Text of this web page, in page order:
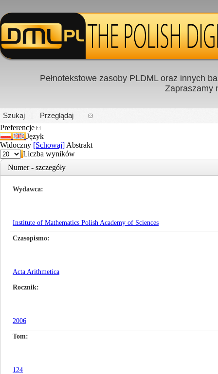
PL|EN
Pełnotekstowe zasoby PLDML oraz innych
Zapraszamy
Szukaj
Przeglądaj
Preferencje
Język
Widoczny [Schowaj] Abstrakt
Liczba wyników
Numer - szczegóły
Wydawca
Institute of Mathematics Polish Academy of Sciences
Czasopismo
Acta Arithmetica
Rocznik
2006
Tom
124